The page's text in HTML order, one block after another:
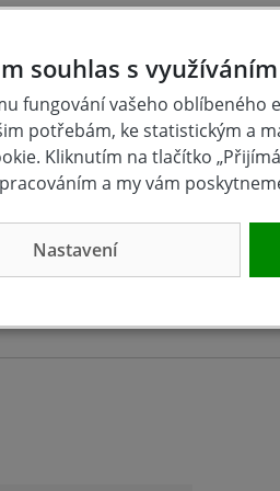
LED 35W
Makita ML001G
LED svítilna Li-
lm
souhlas s
fungování vašeho oblíbeného
potřebám, ke statistickým a
Kliknutím na tlačítko
a my vám
Nastavení